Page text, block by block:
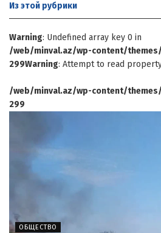
Из этой рубрики
Warning: Undefined array key 0 in
/web/minval.az/wp-content/
299Warning: Attempt to read
/web/minval.az/wp-content/
299
ОБЩЕСТВО